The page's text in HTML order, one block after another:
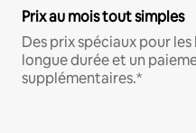
Prix au mois tout simples
Des prix spéciaux pour
longue durée et un
supplémentaires.*